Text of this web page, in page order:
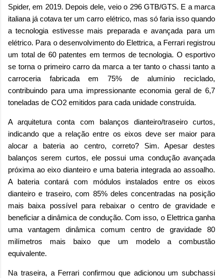
Spider, em 2019. Depois dele, veio o 296 GTB/GTS. E a marca
italiana já cotava ter um carro elétrico, mas só faria isso quando
a tecnologia estivesse mais preparada e avançada para um
elétrico. Para o desenvolvimento do Elettrica, a Ferrari registrou
um total de 60 patentes em termos de tecnologia. O esportivo
se torna o primeiro carro da marca a ter tanto o chassi tanto a
carroceria fabricada em 75% de alumínio reciclado,
contribuindo para uma impressionante economia geral de 6,7
toneladas de CO2 emitidos para cada unidade construída.
A arquitetura conta com balanços dianteiro/traseiro curtos,
indicando que a relação entre os eixos deve ser maior para
alocar a bateria ao centro, correto? Sim. Apesar destes
balanços serem curtos, ele possui uma condução avançada
próxima ao eixo dianteiro e uma bateria integrada ao assoalho.
A bateria contará com módulos instalados entre os eixos
dianteiro e traseiro, com 85% deles concentradas na posição
mais baixa possível para rebaixar o centro de gravidade e
beneficiar a dinâmica de condução. Com isso, o Elettrica ganha
uma vantagem dinâmica comum centro de gravidade 80
milímetros mais baixo que um modelo a combustão
equivalente.
Na traseira, a Ferrari confirmou que adicionou um subchassi